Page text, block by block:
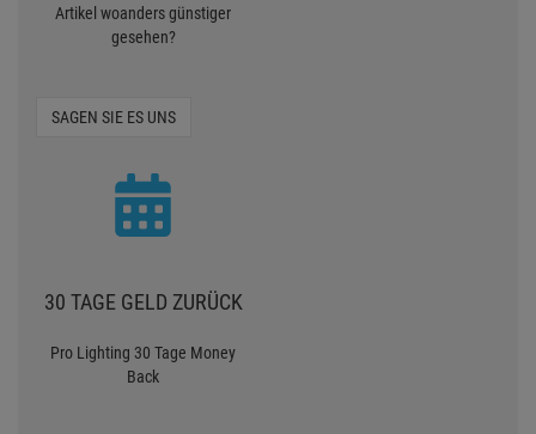
Artikel woanders günstiger
gesehen?
SAGEN SIE ES UNS
30 TAGE GELD ZURÜCK
Pro Lighting 30 Tage Money
Back